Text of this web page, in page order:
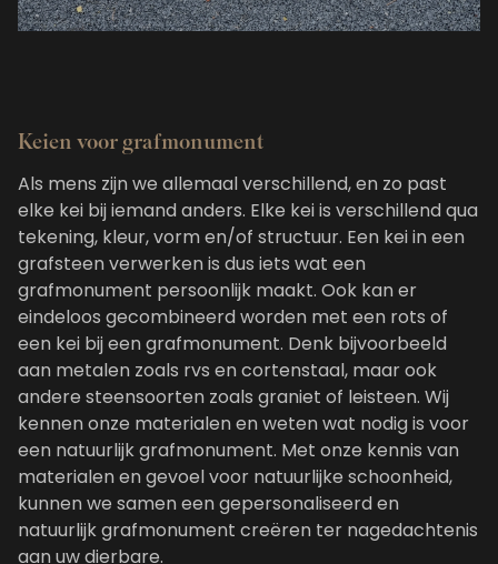
Keien voor grafmonument
Als mens zijn we allemaal verschillend, en zo past
elke kei bij iemand anders. Elke kei is verschillend qua
tekening, kleur, vorm en/of structuur. Een kei in een
grafsteen verwerken is dus iets wat een
grafmonument persoonlijk maakt. Ook kan er
eindeloos gecombineerd worden met een rots of
een kei bij een grafmonument. Denk bijvoorbeeld
aan metalen zoals rvs en cortenstaal, maar ook
andere steensoorten zoals graniet of leisteen. Wij
kennen onze materialen en weten wat nodig is voor
een natuurlijk grafmonument. Met onze kennis van
materialen en gevoel voor natuurlijke schoonheid,
kunnen we samen een gepersonaliseerd en
natuurlijk grafmonument creëren ter nagedachtenis
aan uw dierbare.